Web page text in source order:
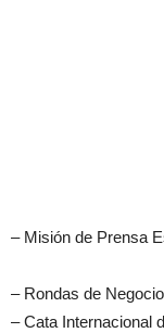
– Misión de Prensa
– Rondas de
– Cata Internacional